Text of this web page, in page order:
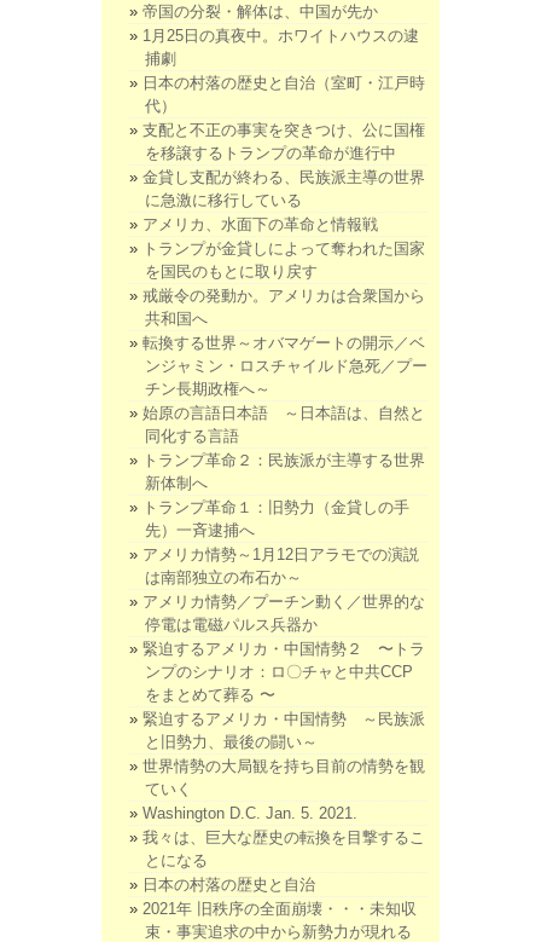
帝国の分裂・解体は、中国が先か
1月25日の真夜中。ホワイトハウスの逮
捕劇
日本の村落の歴史と自治（室町・江戸時
代）
支配と不正の事実を突きつけ、公に国権
を移譲するトランプの革命が進行中
金貸し支配が終わる、民族派主導の世界
に急激に移行している
アメリカ、水面下の革命と情報戦
トランプが金貸しによって奪われた国家
を国民のもとに取り戻す
戒厳令の発動か。アメリカは合衆国から
共和国へ
転換する世界～オバマゲートの開示／ベ
ンジャミン・ロスチャイルド急死／プー
チン長期政権へ～
始原の言語日本語 ～日本語は、自然と
同化する言語
トランプ革命２：民族派が主導する世界
新体制へ
トランプ革命１：旧勢力（金貸しの手
先）一斉逮捕へ
アメリカ情勢～1月12日アラモでの演説
は南部独立の布石か～
アメリカ情勢／プーチン動く／世界的な
停電は電磁パルス兵器か
緊迫するアメリカ・中国情勢２ 〜トラ
ンプのシナリオ：ロ〇チャと中共CCP
をまとめて葬る 〜
緊迫するアメリカ・中国情勢 ～民族派
と旧勢力、最後の闘い～
世界情勢の大局観を持ち目前の情勢を観
ていく
Washington D.C. Jan. 5. 2021.
我々は、巨大な歴史の転換を目撃するこ
とになる
日本の村落の歴史と自治
2021年 旧秩序の全面崩壊・・・未知収
束・事実追求の中から新勢力が現れる